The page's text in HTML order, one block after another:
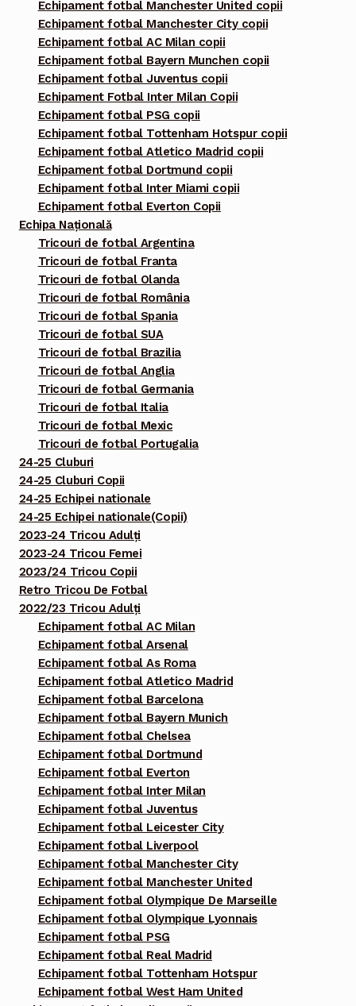
Echipament fotbal Manchester United copii
Echipament fotbal Manchester City copii
Echipament fotbal AC Milan copii
Echipament fotbal Bayern Munchen copii
Echipament fotbal Juventus copii
Echipament Fotbal Inter Milan Copii
Echipament fotbal PSG copii
Echipament fotbal Tottenham Hotspur copii
Echipament fotbal Atletico Madrid copii
Echipament fotbal Dortmund copii
Echipament fotbal Inter Miami copii
Echipament fotbal Everton Copii
Echipa Națională
Tricouri de fotbal Argentina
Tricouri de fotbal Franta
Tricouri de fotbal Olanda
Tricouri de fotbal România
Tricouri de fotbal Spania
Tricouri de fotbal SUA
Tricouri de fotbal Brazilia
Tricouri de fotbal Anglia
Tricouri de fotbal Germania
Tricouri de fotbal Italia
Tricouri de fotbal Mexic
Tricouri de fotbal Portugalia
24-25 Cluburi
24-25 Cluburi Copii
24-25 Echipei nationale
24-25 Echipei nationale(Copii)
2023-24 Tricou Adulți
2023-24 Tricou Femei
2023/24 Tricou Copii
Retro Tricou De Fotbal
2022/23 Tricou Adulți
Echipament fotbal AC Milan
Echipament fotbal Arsenal
Echipament fotbal As Roma
Echipament fotbal Atletico Madrid
Echipament fotbal Barcelona
Echipament fotbal Bayern Munich
Echipament fotbal Chelsea
Echipament fotbal Dortmund
Echipament fotbal Everton
Echipament fotbal Inter Milan
Echipament fotbal Juventus
Echipament fotbal Leicester City
Echipament fotbal Liverpool
Echipament fotbal Manchester City
Echipament fotbal Manchester United
Echipament fotbal Olympique De Marseille
Echipament fotbal Olympique Lyonnais
Echipament fotbal PSG
Echipament fotbal Real Madrid
Echipament fotbal Tottenham Hotspur
Echipament fotbal West Ham United